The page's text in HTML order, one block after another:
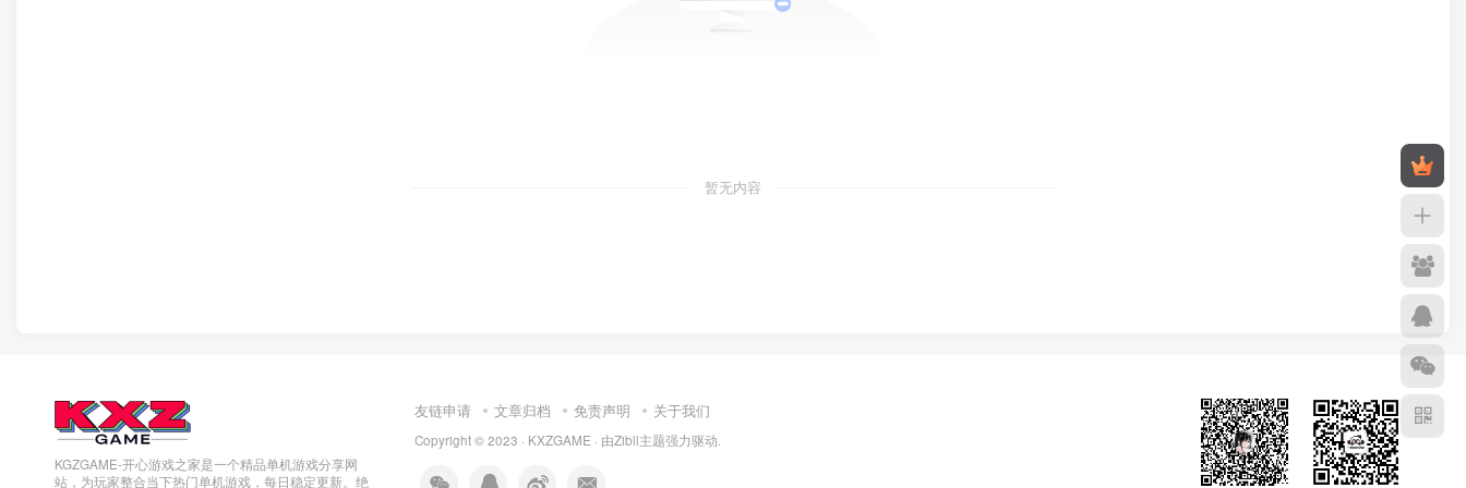
暂无内容
KGZGAME-开心游戏之家是一个精品单机游戏分享网
站，为玩家整合当下热门单机游戏，每日稳定更新。绝
友链申请 文章归档 免责声明 关于我们
Copyright © 2023 · KXZGAME · 由Zibll主题强力驱动.